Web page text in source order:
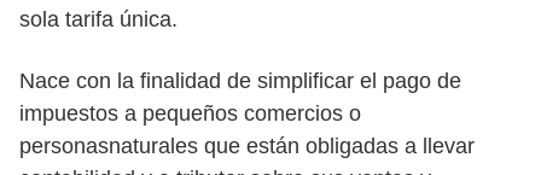
sola tarifa única.
Nace con la finalidad de simplificar el pago de
impuestos a pequeños comercios o
personasnaturales que están obligadas a llevar